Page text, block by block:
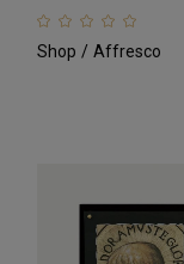
Shop Affresco